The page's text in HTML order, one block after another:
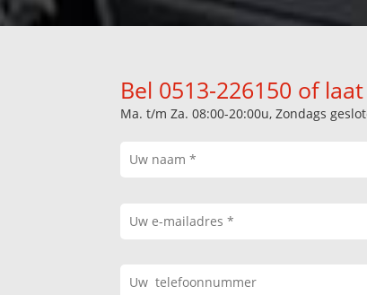
Bel 0513-226150 of
Ma. t/m Za. 08:00-20:00u, Zondags